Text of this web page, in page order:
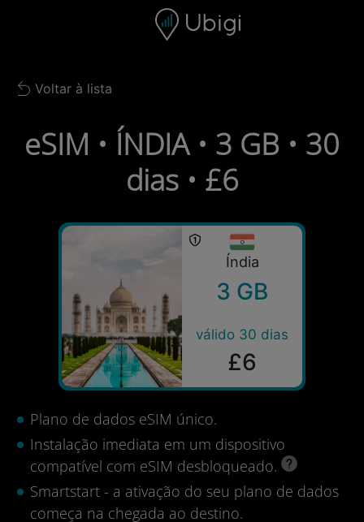
Barra de navegação
Back to list
Voltar à lista
eSIM • ÍNDIA • 3 GB • 30
dias • £6
Índia
3 GB
válido 30 dias
£6
Plano de dados eSIM único.
Instalação imediata em um dispositivo
compatível com eSIM desbloqueado.
Smartstart - a ativação do seu plano de dados
começa na chegada ao destino.